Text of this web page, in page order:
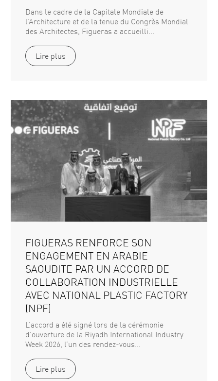
Dans le cadre de la Capitale Mondiale de
l’Architecture et de la tenue du Congrès Mondial
des Architectes, Figueras a accueilli...
Lire plus
FIGUERAS RENFORCE SON
ENGAGEMENT EN ARABIE
SAOUDITE PAR UN ACCORD DE
COLLABORATION INDUSTRIELLE
AVEC NATIONAL PLASTIC FACTORY
(NPF)
L’accord a été signé lors de la cérémonie
d’ouverture de la Riyadh International Industry
Week 2026, l’un des rendez-vous...
Lire plus